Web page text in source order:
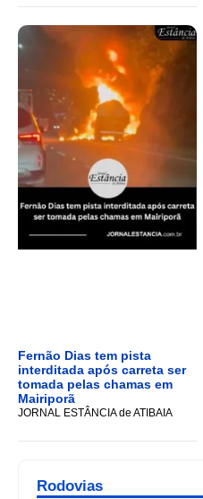
Fernão Dias tem pista
interditada após carreta ser
tomada pelas chamas em
Mairiporã
JORNAL ESTÂNCIA de ATIBAIA
Rodovias